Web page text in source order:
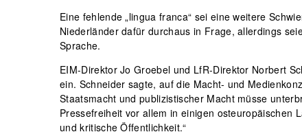
Eine fehlende „lingua franca“ sei eine weitere
Niederländer dafür durchaus in Frage, allerdings
Sprache.
EIM-Direktor Jo Groebel und LfR-Direktor Norbert
ein. Schneider sagte, auf die Macht- und
Staatsmacht und publizistischer Macht müsse
Pressefreiheit vor allem in einigen osteuropäischen
und kritische Öffentlichkeit.“